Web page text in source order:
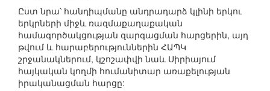
Ըստ նրա՝ հանդիպմանը անդրադարձ կլինի երկու
երկրների միջև ռազմաքաղաքական
համագործակցության զարգացման հարցերին, այդ
թվում և հարաբերություններին ՀԱՊԿ
շրջանակներում, կշոշափվի նաև Սիրիայում
հայկական կողմի հումանիտար առաքելության
իրականացման հարցը: